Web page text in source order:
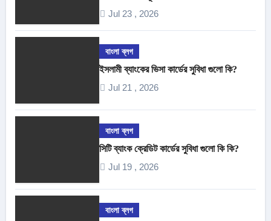
Jul 23 , 2026
বাংলা ব্লগ
ইসলামী ব্যাংকের ভিসা কার্ডের সুবিধা গুলো কি?
Jul 21 , 2026
বাংলা ব্লগ
সিটি ব্যাংক ক্রেডিট কার্ডের সুবিধা গুলো কি কি?
Jul 19 , 2026
বাংলা ব্লগ